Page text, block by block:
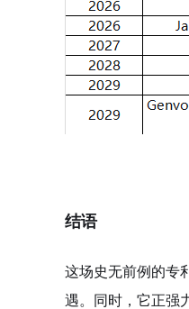
结语
这场史无前例的专
遇。同时，它正强